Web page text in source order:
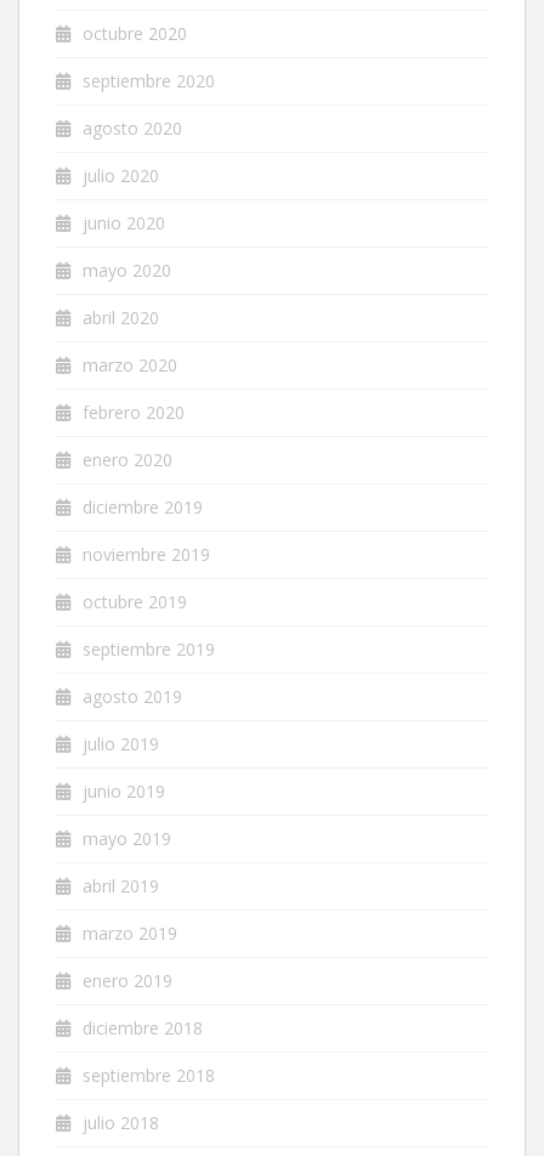
octubre 2020
septiembre 2020
agosto 2020
julio 2020
junio 2020
mayo 2020
abril 2020
marzo 2020
febrero 2020
enero 2020
diciembre 2019
noviembre 2019
octubre 2019
septiembre 2019
agosto 2019
julio 2019
junio 2019
mayo 2019
abril 2019
marzo 2019
enero 2019
diciembre 2018
septiembre 2018
julio 2018